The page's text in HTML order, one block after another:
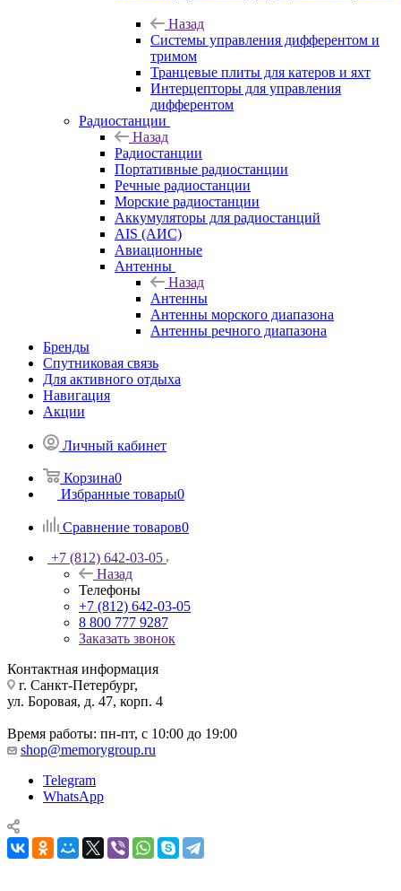
Назад
Системы управления дифферентом и
тримом
Транцевые плиты для катеров и яхт
Интерцепторы для управления
дифферентом
Радиостанции
Назад
Радиостанции
Портативные радиостанции
Речные радиостанции
Морские радиостанции
Аккумуляторы для радиостанций
AIS (АИС)
Авиационные
Антенны
Назад
Антенны
Антенны морского диапазона
Антенны речного диапазона
Бренды
Спутниковая связь
Для активного отдыха
Навигация
Акции
Личный кабинет
Корзина0
Избранные товары0
Сравнение товаров0
+7 (812) 642-03-05
Назад
Телефоны
+7 (812) 642-03-05
8 800 777 9287
Заказать звонок
Контактная информация
г. Санкт-Петербург,
ул. Боровая, д. 47, корп. 4
Время работы: пн-пт, с 10:00 до 19:00
shop@memorygroup.ru
Telegram
WhatsApp